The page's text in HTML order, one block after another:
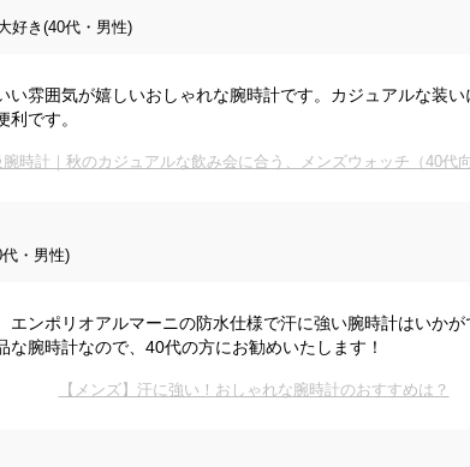
好き(40代・男性)
い雰囲気が嬉しいおしゃれな腕時計です。カジュアルな装
利です。
・男性)
エンポリオアルマーニの防水仕様で汗に強い腕時計はいか
な腕時計なので、40代の方にお勧めいたします！
【メンズ】汗に強い！おしゃれな腕時計のおすすめは？